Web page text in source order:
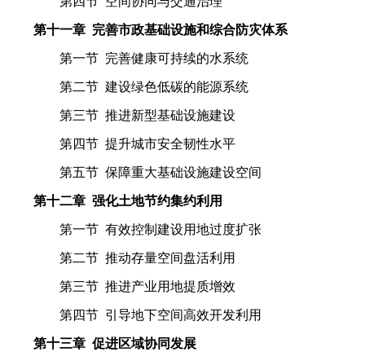
第十一章 完善市政基础设施和综合防灾体系
第一节 完善健康可持续的水系统
第二节 建设绿色低碳的能源系统
第三节 推进新型基础设施建设
第四节 提升城市安全韧性水平
第五节 保障重大基础设施建设空间
第十二章 强化土地节约集约利用
第一节 有效控制建设用地过度扩张
第二节 推动存量空间盘活利用
第三节 推进产业用地提质增效
第四节 引导地下空间高效开发利用
第十三章 促进区域协同发展